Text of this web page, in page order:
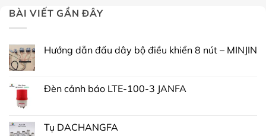
BÀI VIẾT GẦN ĐÂY
Hướng dẫn đấu dây bộ điều khiển 8 nút – MINJIN
Đèn cảnh báo LTE-100-3 JANFA
Tụ DACHANGFA